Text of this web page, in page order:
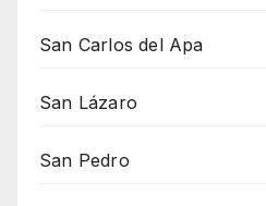
San Carlos del Apa
San Lázaro
San Pedro